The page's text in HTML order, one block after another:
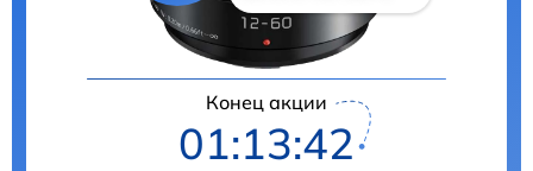
Конец акции
01:13:40